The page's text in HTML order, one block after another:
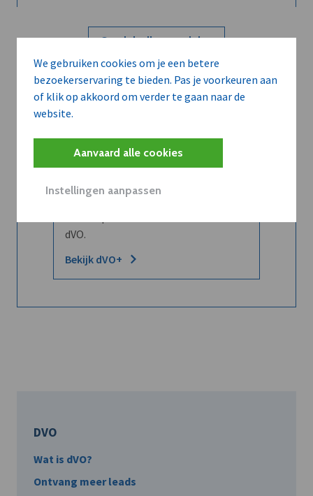
We gebruiken cookies om je een betere
bezoekerservaring te bieden. Pas je voorkeuren aan
of klik op akkoord om verder te gaan naar de
website.
Aanvaard alle cookies
Instellingen aanpassen
Ontdek alle voordelen
Abboneer
Wilt u niet enkel de dVO community
leren kennen maar dat men u ook
kent?
Word dVO Member voor €72/mnd en
dVO.
Bekijk dVO+
DVO
Wat is dVO?
Ontvang meer leads